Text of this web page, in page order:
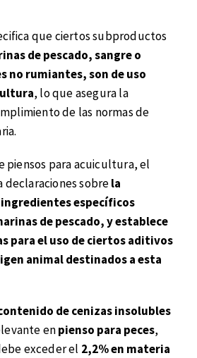
que ciertos subproductos
de pescado, sangre o
no rumiantes, son de uso
, lo que asegura la
de las normas de
piensos para acuicultura, el
sobrela
específicos
de pescado, y establece
para el uso de ciertos aditivos
animal destinados a esta
de cenizas insolubles
enpienso para peces,
exceder el 2,2% en materia